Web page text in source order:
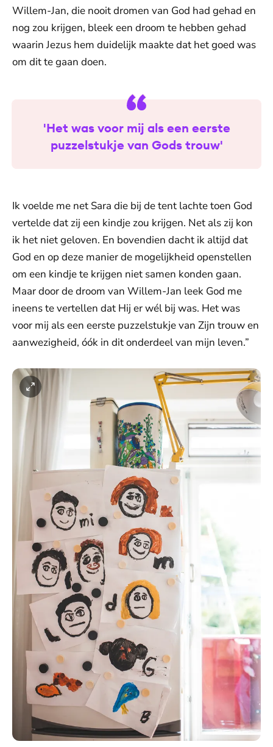
Willem-Jan, die nooit dromen van God had gehad en
nog zou krijgen, bleek een droom te hebben gehad
waarin Jezus hem duidelijk maakte dat het goed was
om dit te gaan doen.
'Het was voor mij als een eerste
puzzelstukje van Gods trouw'
Ik voelde me net Sara die bij de tent lachte toen God
vertelde dat zij een kindje zou krijgen. Net als zij kon
ik het niet geloven. En bovendien dacht ik altijd dat
God en op deze manier de mogelijkheid openstellen
om een kindje te krijgen niet samen konden gaan.
Maar door de droom van Willem-Jan leek God me
ineens te vertellen dat Hij er wél bij was. Het was
voor mij als een eerste puzzelstukje van Zijn trouw en
aanwezigheid, óók in dit onderdeel van mijn leven.”